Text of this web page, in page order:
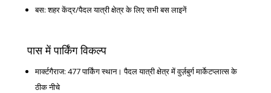
बस: शहर केंद्र/पैदल यात्री क्षेत्र के लिए सभी बस लाइनें
पास में पार्किंग विकल्प
मार्क्टगैराज: 477 पार्किंग स्थान। पैदल यात्री क्षेत्र में वुर्ज़बुर्ग मार्केटप्लात्स के
ठीक नीचे